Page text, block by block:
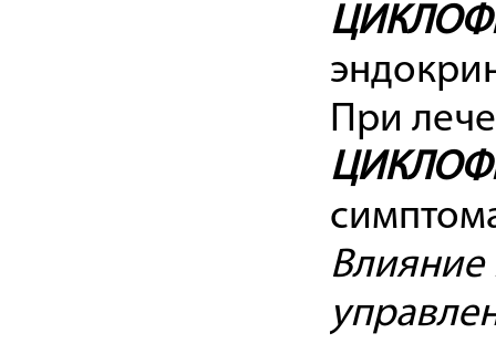
При
Влияние